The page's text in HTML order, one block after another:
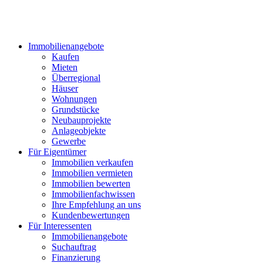
Immobilienangebote
Kaufen
Mieten
Überregional
Häuser
Wohnungen
Grundstücke
Neubauprojekte
Anlageobjekte
Gewerbe
Für Eigentümer
Immobilien verkaufen
Immobilien vermieten
Immobilien bewerten
Immobilienfachwissen
Ihre Empfehlung an uns
Kundenbewertungen
Für Interessenten
Immobilienangebote
Suchauftrag
Finanzierung